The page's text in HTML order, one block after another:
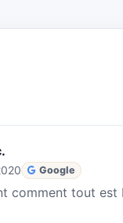
Google
comment tout est